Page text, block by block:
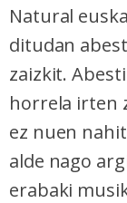
Natural
ditudan
zaizkit.
horrela irten
ez nuen
alde nago
erabaki